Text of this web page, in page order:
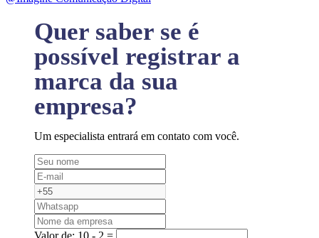
Quer saber se é
possível registrar a
marca da sua
empresa?
Um especialista entrará em contato com você.